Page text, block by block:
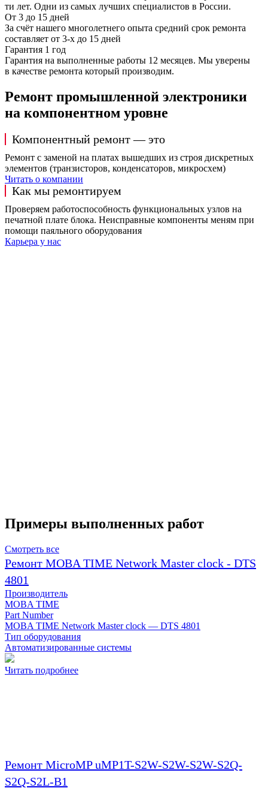
ти лет. Одни из самых лучших специалистов в России.
От 3 до 15 дней
За счёт нашего многолетнего опыта средний срок ремонта
составляет от 3-х до 15 дней
Гарантия 1 год
Гарантия на выполненные работы 12 месяцев. Мы уверены
в качестве ремонта который производим.
Ремонт промышленной электроники
на компонентном уровне
Компонентный ремонт — это
Ремонт с заменой на платах вышедших из строя дискретных
элементов (транзисторов, конденсаторов, микросхем)
Читать о компании
Как мы ремонтируем
Проверяем работоспособность функциональных узлов на
печатной плате блока. Неисправные компоненты меням при
помощи паяльного оборудования
Карьера у нас
Примеры выполненных работ
Смотреть все
Ремонт MOBA TIME Network Master clock - DTS
4801
Производитель
MOBA TIME
Part Number
MOBA TIME Network Master clock — DTS 4801
Тип оборудования
Автоматизированные системы
Читать подробнее
Ремонт MicroMP uMP1T-S2W-S2W-S2W-S2Q-
S2Q-S2L-B1